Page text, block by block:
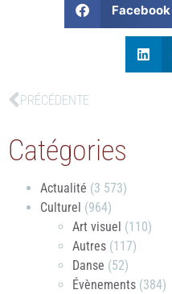
Facebook
PRÉCÉDENTE
Catégories
Actualité (3 573)
Culturel (964)
Art visuel (110)
Autres (117)
Danse (52)
Évènements (384)